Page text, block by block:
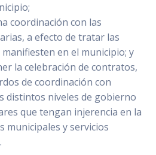
coordinación con las
a efecto de tratar las
en el municipio; y
la celebración de contratos,
de coordinación con
distintos niveles de gobierno
que tengan injerencia en la
municipales y servicios